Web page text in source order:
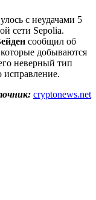
с неудачами 5
сети Sepolia.
сообщил об
добываются
неверный тип
исправление.
cryptonews.net